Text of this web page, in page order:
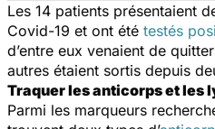
Les 14 patients présentaient
Covid-19 et ont été testés
d’entre eux venaient de
autres étaient sortis depuis
Traquer les anticorps et les
Parmi les marqueurs